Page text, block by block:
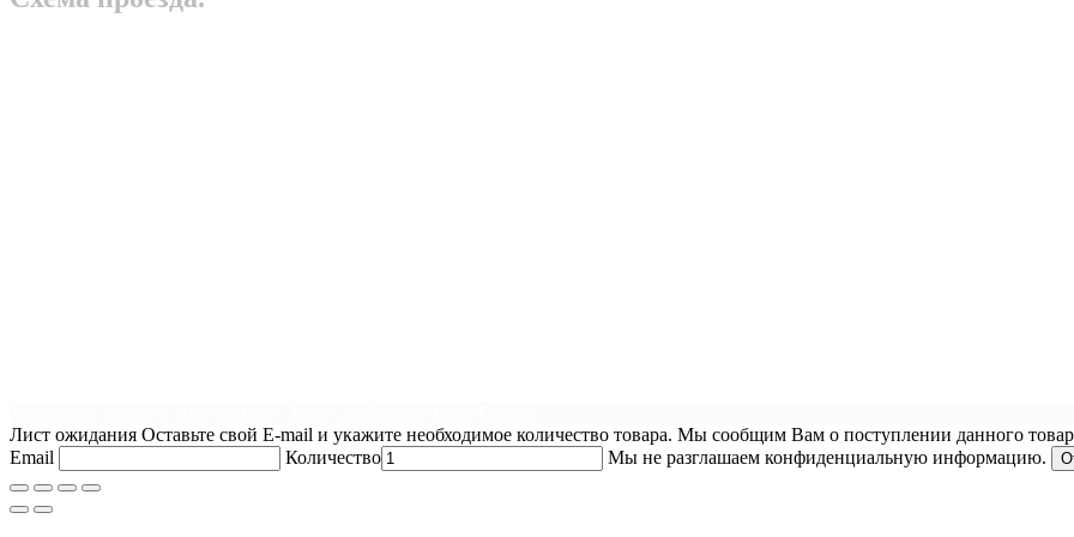
Лист ожидания Оставьте свой E-mail и укажите необходимое количество товара. Мы сообщим Вам о поступлении данного
Email
Количество Мы не разглашаем конфиденциальную информацию.